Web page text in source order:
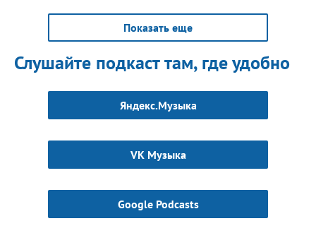
Показать еще
Слушайте подкаст там, где удобно
Яндекс.Музыка
VK Музыка
Google Podcasts